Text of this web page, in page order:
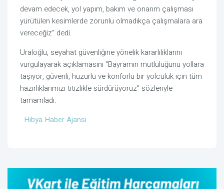
devam edecek, yol yapım, bakım ve onarım çalışması
yürütülen kesimlerde zorunlu olmadıkça çalışmalara ara
vereceğiz" dedi.
Uraloğlu, seyahat güvenliğine yönelik kararlılıklarını
vurgulayarak açıklamasını "Bayramın mutluluğunu yollara
taşıyor, güvenli, huzurlu ve konforlu bir yolculuk için tüm
hazırlıklarımızı titizlikle sürdürüyoruz” sözleriyle
tamamladı.
Hibya Haber Ajansı